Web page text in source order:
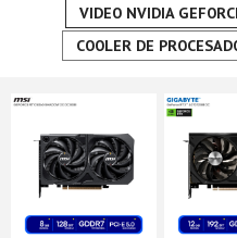
VIDEO NVIDIA
COOLER DE